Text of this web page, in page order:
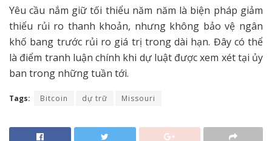
Yêu cầu nắm giữ tối thiểu năm năm là biện pháp giảm
thiểu rủi ro thanh khoản, nhưng không bảo vệ ngân
khố bang trước rủi ro giá trị trong dài hạn. Đây có thể
là điểm tranh luận chính khi dự luật được xem xét tại ủy
ban trong những tuần tới.
Tags: Bitcoin dự trữ Missouri